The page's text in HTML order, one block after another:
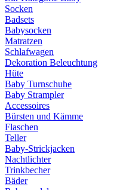
Socken
Badsets
Babysocken
Matratzen
Schlafwagen
Dekoration Beleuchtung
Hüte
Baby Turnschuhe
Baby Strampler
Accessoires
Bürsten und Kämme
Flaschen
Teller
Baby-Strickjacken
Nachtlichter
Trinkbecher
Bäder